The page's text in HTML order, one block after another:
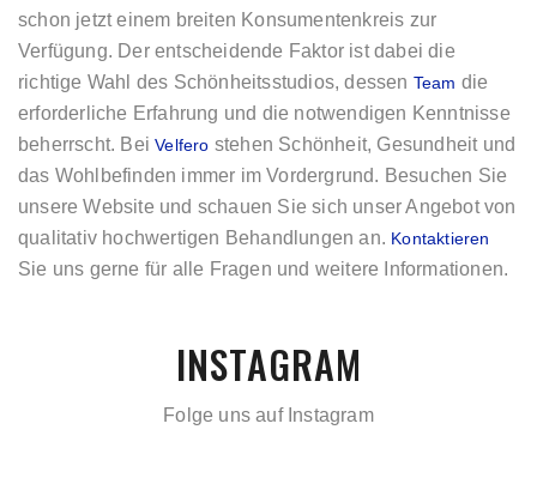
schon jetzt einem breiten Konsumentenkreis zur
Verfügung. Der entscheidende Faktor ist dabei die
richtige Wahl des Schönheitsstudios, dessen Team die
erforderliche Erfahrung und die notwendigen Kenntnisse
beherrscht. BeiVelfero stehen Schönheit, Gesundheit und
das Wohlbefinden immer im Vordergrund. Besuchen Sie
unsere Website und schauen Sie sich unser Angebot von
qualitativ hochwertigen Behandlungen an. Kontaktieren
Sie uns gerne für alle Fragen und weitere Informationen.
INSTAGRAM
Folge uns auf Instagram